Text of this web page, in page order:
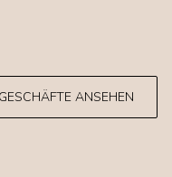
ANSEHEN